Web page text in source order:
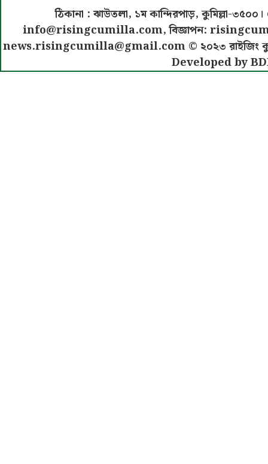
ঠিকানা : ঝাউতলা, ১ম কান্দিরপাড়, কুমিল্লা-
info@risingcumilla.com, বিজ্ঞাপন:
news.risingcumilla@gmail.com © ২০২৩ রাইজিং
Developed by